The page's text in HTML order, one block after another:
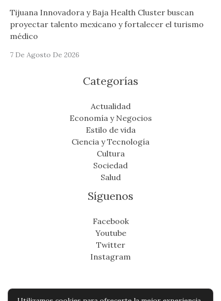
Tijuana Innovadora y Baja Health Cluster buscan
proyectar talento mexicano y fortalecer el turismo
médico
7 De Agosto De 2026
Categorías
Actualidad
Economía y Negocios
Estilo de vida
Ciencia y Tecnología
Cultura
Sociedad
Salud
Síguenos
Facebook
Youtube
Twitter
Instagram